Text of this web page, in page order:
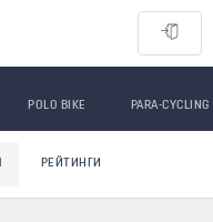
POLO BIKE PARA-CYCLING
РЕЙТИНГИ